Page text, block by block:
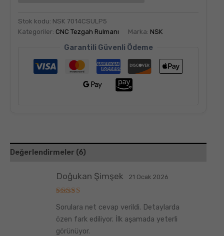
Stok kodu: NSK 7014CSULP5
Kategoriler: CNC Tezgah Rulmanı Marka: NSK
Garantili Güvenli Ödeme
Değerlendirmeler (6)
üzerinden
5
oy aldı
Doğukan Şimşek 21 Ocak 2026
Sorulara net cevap verildi. Detaylarda
özen fark ediliyor. İlk aşamada yeterli
görünüyor.